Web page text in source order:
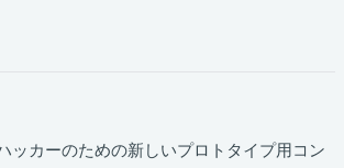
ッカーのための新しいプロトタイプ用コン